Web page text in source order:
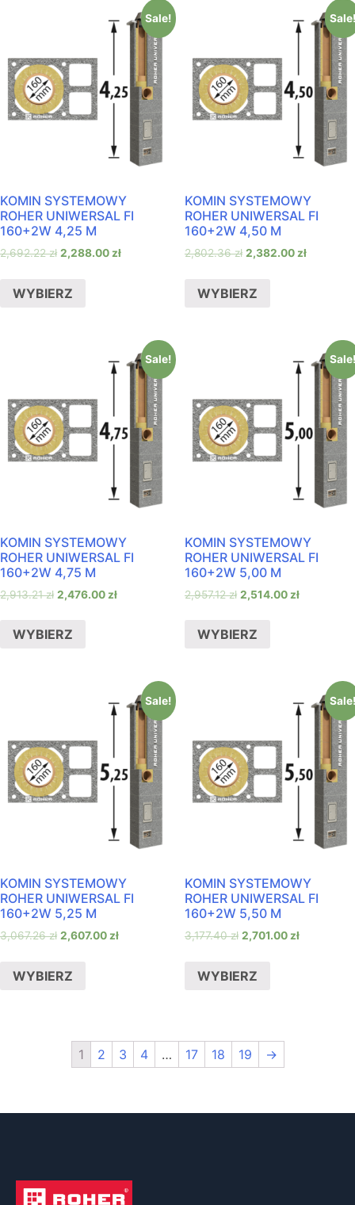
Sale!
KOMIN SYSTEMOWY
ROHER UNIWERSAL FI
160+2W 4,25 M
2,692.22zł 2,288.00 zł
WYBIERZ
KOMIN SYSTEMOWY
ROHER UNIWERSAL FI
160+2W 4,50 M
2,802.36zł 2,382.00 zł
WYBIERZ
Sale!
KOMIN SYSTEMOWY
ROHER UNIWERSAL FI
160+2W 4,75 M
2,913.21zł 2,476.00 zł
WYBIERZ
KOMIN SYSTEMOWY
ROHER UNIWERSAL FI
160+2W 5,00 M
2,957.12zł 2,514.00 zł
WYBIERZ
Sale!
KOMIN SYSTEMOWY
ROHER UNIWERSAL FI
160+2W 5,25 M
3,067.26zł 2,607.00 zł
WYBIERZ
KOMIN SYSTEMOWY
ROHER UNIWERSAL FI
160+2W 5,50 M
3,177.40zł 2,701.00 zł
WYBIERZ
1 2 3 4 … 17 18 19 →